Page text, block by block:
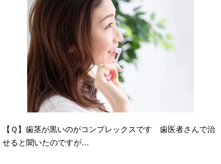
【Ｑ】歯茎が黒いのがコンプレックスです 歯医者さんで治
せると聞いたのですが…